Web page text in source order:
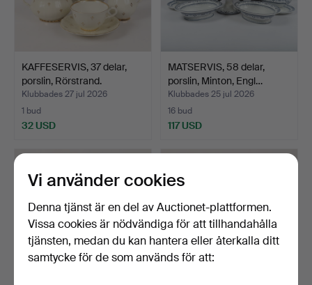
KAFFESERVIS, 37 delar,
porslin, Rörstrand.
Klubbades 27 jul 2026
1 bud
32 USD
MATSERVIS, 58 delar,
porslin, Minton, Engl…
Klubbades 25 jul 2026
16 bud
117 USD
Vi använder cookies
Denna tjänst är en del av Auctionet-plattformen.
Vissa cookies är nödvändiga för att tillhandahålla
tjänsten, medan du kan hantera eller återkalla ditt
samtycke för de som används för att: